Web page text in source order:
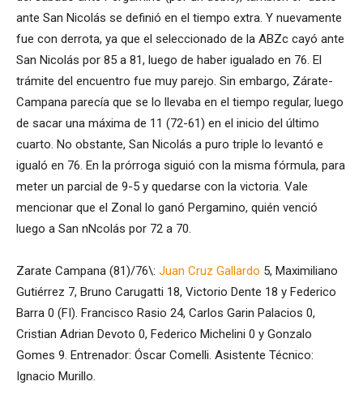
ante San Nicolás se definió en el tiempo extra. Y nuevamente
fue con derrota, ya que el seleccionado de la ABZc cayó ante
San Nicolás por 85 a 81, luego de haber igualado en 76. El
trámite del encuentro fue muy parejo. Sin embargo, Zárate-
Campana parecía que se lo llevaba en el tiempo regular, luego
de sacar una máxima de 11 (72-61) en el inicio del último
cuarto. No obstante, San Nicolás a puro triple lo levantó e
igualó en 76. En la prórroga siguió con la misma fórmula, para
meter un parcial de 9-5 y quedarse con la victoria. Vale
mencionar que el Zonal lo ganó Pergamino, quién venció
luego a San nNcolás por 72 a 70.
Zarate Campana (81)/76\: Juan Cruz Gallardo 5, Maximiliano
Gutiérrez 7, Bruno Carugatti 18, Victorio Dente 18 y Federico
Barra 0 (FI). Francisco Rasio 24, Carlos Garin Palacios 0,
Cristian Adrian Devoto 0, Federico Michelini 0 y Gonzalo
Gomes 9. Entrenador: Óscar Comelli. Asistente Técnico:
Ignacio Murillo.